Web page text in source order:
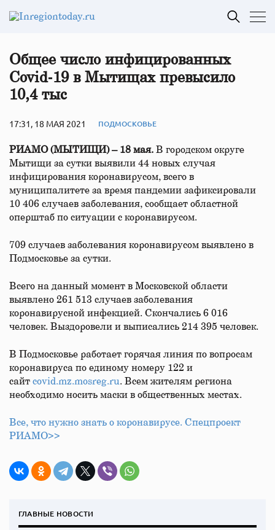
Общее число инфицированных
Covid‑19 в Мытищах превысило
10,4 тыс
17:31, 18 МАЯ 2021 ПОДМОСКОВЬЕ
РИАМО (МЫТИЩИ) – 18 мая. В городском округе
Мытищи за сутки выявили 44 новых случая
инфицирования коронавирусом, всего в
муниципалитете за время пандемии зафиксировали
10 406 случаев заболевания, сообщает областной
оперштаб по ситуации с коронавирусом.
709 случаев заболевания коронавирусом выявлено в
Подмосковье за сутки.
Всего на данный момент в Московской области
выявлено 261 513 случаев заболевания
коронавирусной инфекцией. Скончались 6 016
человек. Выздоровели и выписались 214 395 человек.
В Подмосковье работает горячая линия по вопросам
коронавируса по единому номеру 122 и
сайт covid.mz.mosreg.ru. Всем жителям региона
необходимо носить маски в общественных местах.
Все, что нужно знать о коронавирусе. Спецпроект
РИАМО>>
ГЛАВНЫЕ НОВОСТИ